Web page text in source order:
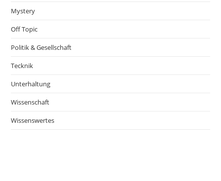
Mystery
Off Topic
Politik & Gesellschaft
Tecknik
Unterhaltung
Wissenschaft
Wissenswertes